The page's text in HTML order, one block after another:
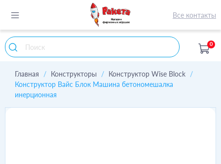
Все контакты
0
Главная Конструкторы
Конструктор Wise Block
Конструктор Вайс Блок Машина бетономешалка
инерционная